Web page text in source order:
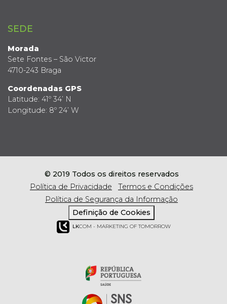
SEDE
Morada
Sete Fontes – São Victor
4710-243 Braga
Coordenadas GPS
Latitude: 41º 34’ N
Longitude: 8º 24’ W
© 2019 Todos os direitos reservados
Política de Privacidade
Termos e Condições
Política de Segurança da Informação
Definição de Cookies
LKCOM - MARKETING OF TOMORROW